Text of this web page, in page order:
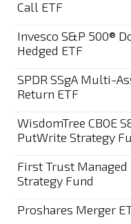
Call ETF
Invesco S&P 500®
Hedged ETF
SPDR SSgA Multi-
Return ETF
WisdomTree CBOE
PutWrite Strategy
First Trust
Strategy Fund
Proshares Merger